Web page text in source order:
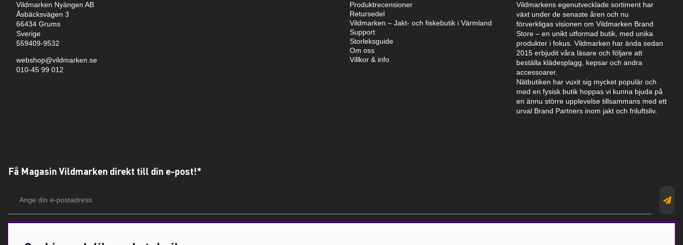
Vildmarken Nyängen AB
Åsbäcksvägen 3
66434 Grums
Sverige
559409-9532
webshop@vildmarken.se
010-45 99 012
Produktrecensioner
Retursedel
Vildmarken – Jakt- och fiskebutik i Värmland
Support
Storleksguide
Om oss
Villkor & info
Vildmarkens egenutvecklade sortiment har
växt under de senaste åren och nu
förverkligas visionen om Vildmarken Brand
Store – en unikt utformad butik, med unika
produkter i fokus. Vildmarken har ända sedan
2015 erbjudit våra läsare och följare att
beställa klädesplagg, kepsar och andra
accessoarer.
Nätbutiken har vuxit sig mycket populär och
med en fysisk butik hoppas vi kunna bjuda på
en ännu större upplevelse tillsammans med ett
urval Brand Partners inom jakt och friluftsliv.
Få Magasin Vildmarken direkt till din e-post!*
postadress